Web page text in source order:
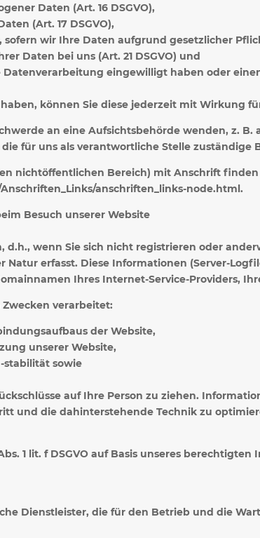
Daten (Art. 16 DSGVO),
(Art. 17 DSGVO),
wir Ihre Daten aufgrund gesetzlicher
Daten bei uns (Art. 21 DSGVO) und
eingewilligt haben oder
können Sie diese jederzeit mit Wirkung
an eine Aufsichtsbehörde wenden, z.
für uns als verantwortliche Stelle zuständige
nichtöffentlichen Bereich) mit Anschrift finden
anschriften_links-node.html.
Besuch unserer Website
d.h., wenn Sie sich nicht registrieren oder
erfasst. Diese Informationen (Server-
Ihres Internet-Service-Providers,
verarbeitet:
der Website,
unserer Website,
stabilität sowie
auf Ihre Person zu ziehen.
und die dahinterstehende Technik zu
1 lit. f DSGVO auf Basis unseres
Dienstleister, die für den Betrieb und die